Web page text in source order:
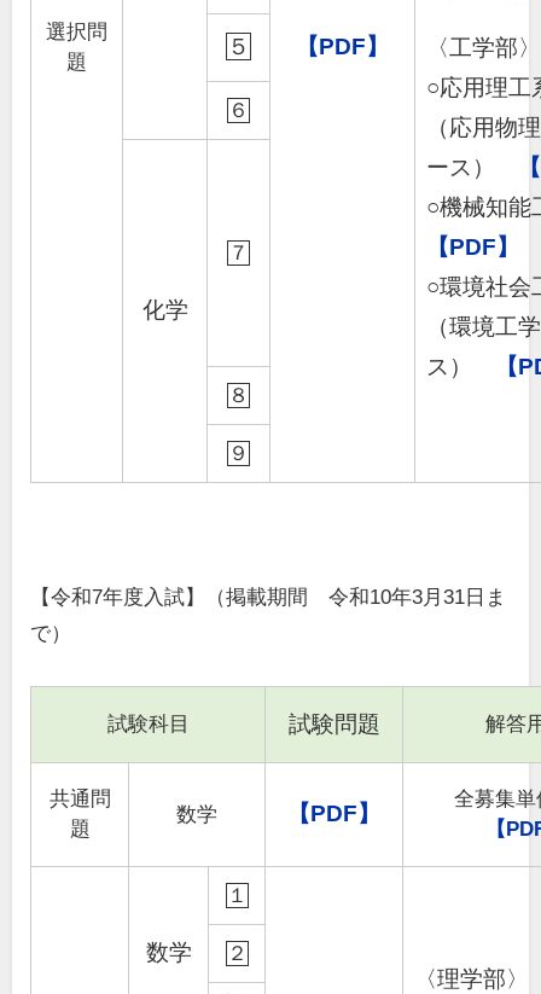
選択問
題
【PDF】
〈工学部〉
○応用理工
（応用物
ース）
○機械知
【PDF】
○環境社会
（環境工
ス）
【
５
６
化学
７
８
９
【令和7年度入試】（掲載期間 令和10年3月31日ま
で）
試験科目 試験問題 解答
共通問
題
数学 【PDF】
全募集
【
数学
１
〈理学部〉
２